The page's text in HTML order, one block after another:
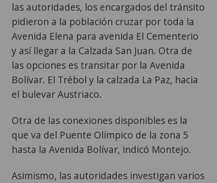
las autoridades, los encargados del tránsito
pidieron a la población cruzar por toda la
Avenida Elena para avenida El Cementerio
y así llegar a la Calzada San Juan. Otra de
las opciones es transitar por la Avenida
Bolívar. El Trébol y la calzada La Paz, hacia
el bulevar Austriaco.
Otra de las conexiones disponibles es la
que va del Puente Olímpico de la zona 5
hasta la Avenida Bolívar, indicó Montejo.
Asimismo, las autoridades investigan varios